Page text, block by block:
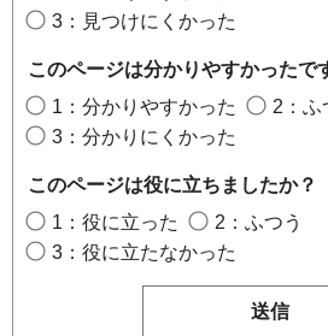
3：見つけにくかった
このページは分かりやすかったで
1：分かりやすかった
2：ふ
3：分かりにくかった
このページは役に立ちましたか？
1：役に立った
2：ふつう
3：役に立たなかった